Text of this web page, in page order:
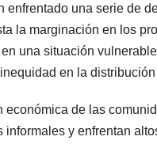
enfrentado una serie de
la marginación en los
una situación
en la
económica de las
informales y enfrentan